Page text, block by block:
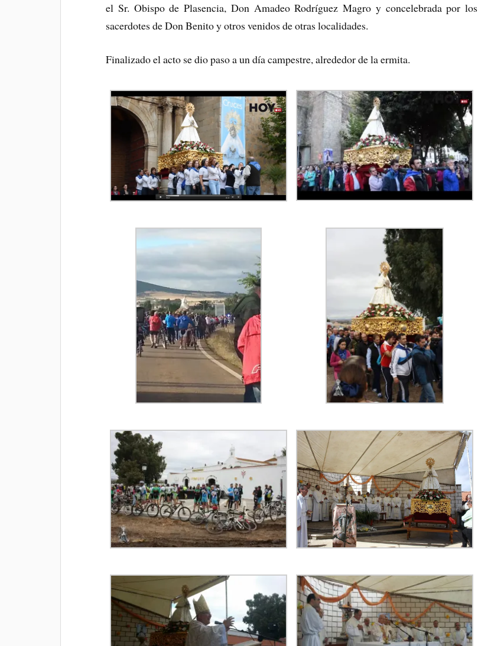
el Sr. Obispo de Plasencia, Don Amadeo Rodríguez Magro y concelebrada por los
sacerdotes de Don Benito y otros venidos de otras localidades.
Finalizado el acto se dio paso a un día campestre, alrededor de la ermita.